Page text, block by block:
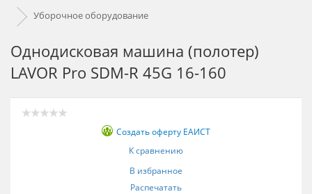
Уборочное оборудование
Однодисковая машина (полотер)
LAVOR Pro SDM-R 45G 16-160
Создать оферту ЕАИСТ
К сравнению
В избранное
Распечатать